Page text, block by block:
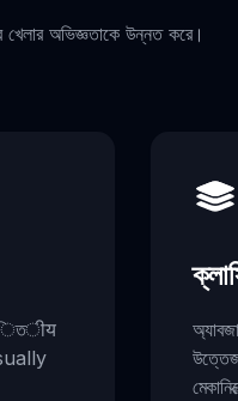
খেলার অভিজ্ঞতাকে উন্নত করে।